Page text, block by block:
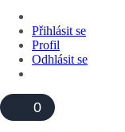
Přihlásit se
Profil
Odhlásit se
0